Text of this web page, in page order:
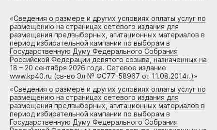
«Сведения о размере и других условиях оплаты услуг по
размещению на страницах сетевого издания для
размещения предвыборных, агитационных материалов в
период избирательной кампании по выборам в
Государственную Думу Федерального Собрания
Российской Федерации девятого созыва, назначенных на
18 – 20 сентября 2026 года. Сетевое издание
www.kp40.ru (св-во Эл № ФС77-58967 от 11.08.2014г.)»
«Сведения о размере и других условиях оплаты услуг по
размещению на страницах сетевого издания для
размещения предвыборных, агитационных материалов в
период избирательной кампании по выборам в
Государственную Думу Федерального Собрания